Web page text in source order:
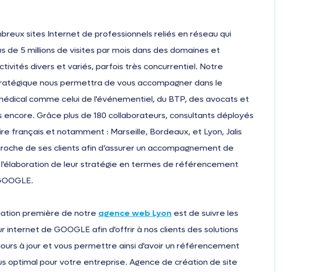
sites Internet de professionnels reliés en réseau qui
de 5 millions de visites par mois dans des domaines et
divers et variés, parfois très concurrentiel. Notre
nous permettra de vous accompagner dans le
comme celui de l'événementiel, du BTP, des avocats et
encore. Grâce plus de 180 collaborateurs, consultants déployés
français et notamment : Marseille, Bordeaux, et Lyon, Jalis
de ses clients afin d’assurer un accompagnement de
l'élaboration de leur stratégie en termes de référencement
première de notre agence web Lyon est de suivre les
internet de GOOGLE afin d'offrir à nos clients des solutions
à jour et vous permettre ainsi d'avoir un référencement
optimal pour votre entreprise. Agence de création de site